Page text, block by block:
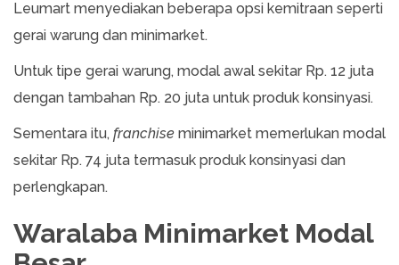
Leumart menyediakan beberapa opsi kemitraan seperti
gerai warung dan minimarket.
Untuk tipe gerai warung, modal awal sekitar Rp. 12 juta
dengan tambahan Rp. 20 juta untuk produk konsinyasi.
Sementara itu, franchise minimarket memerlukan modal
sekitar Rp. 74 juta termasuk produk konsinyasi dan
perlengkapan.
Waralaba Minimarket Modal